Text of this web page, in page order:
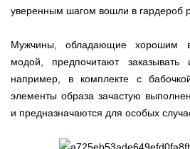
уверенным шагом вошли в гардероб
Мужчины, обладающие хорошим
модой, предпочитают заказывать
например, в комплекте с
элементы образа зачастую
и предназначаются для особых